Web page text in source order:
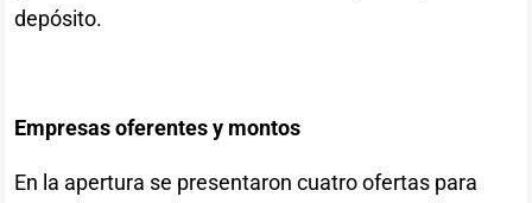
depósito.
Empresas oferentes y montos
En la apertura se presentaron cuatro ofertas para